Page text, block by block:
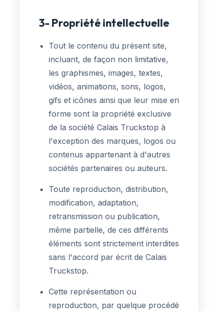
3- Propriété intellectuelle
Tout le contenu du présent site,
incluant, de façon non limitative,
les graphismes, images, textes,
vidéos, animations, sons, logos,
gifs et icônes ainsi que leur mise en
forme sont la propriété exclusive
de la société Calais Truckstop à
l'exception des marques, logos ou
contenus appartenant à d'autres
sociétés partenaires ou auteurs.
Toute reproduction, distribution,
modification, adaptation,
retransmission ou publication,
même partielle, de ces différents
éléments sont strictement interdites
sans l'accord par écrit de Calais
Truckstop.
Cette représentation ou
reproduction, par quelque procédé